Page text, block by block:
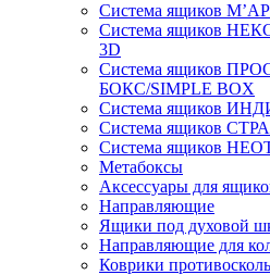
Система ящиков
Система ящиков
3D
Система ящиков
БОКС/SIMPLE BOX
Система ящиков
Система ящиков
Система ящиков
Метабоксы
Аксессуары для
Направляющие
Ящики под духовой
Направляющие для
Коврики